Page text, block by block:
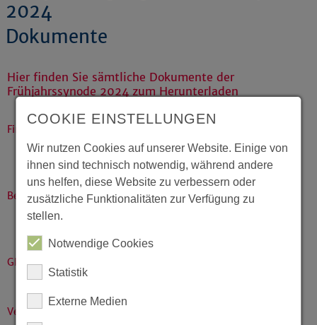
2024
Dokumente
Hier finden Sie sämtliche Dokumente der
Frühjahrssynode 2024 zum Herunterladen
Finanzen
Einbringung Haushaltssicherungskonzept 2024-
2027 (PDF)
Berichte
Kirche in Vielfalt – Interkulturelle Entwicklung der
EKvW
(PDF)
Gleichstellung
Verhandlungsband
COOKIE EINSTELLUNGEN
Wir nutzen Cookies auf unserer Website. Einige von
ihnen sind technisch notwendig, während andere
uns helfen, diese Website zu verbessern oder
zusätzliche Funktionalitäten zur Verfügung zu
stellen.
Notwendige Cookies
Statistik
Externe Medien